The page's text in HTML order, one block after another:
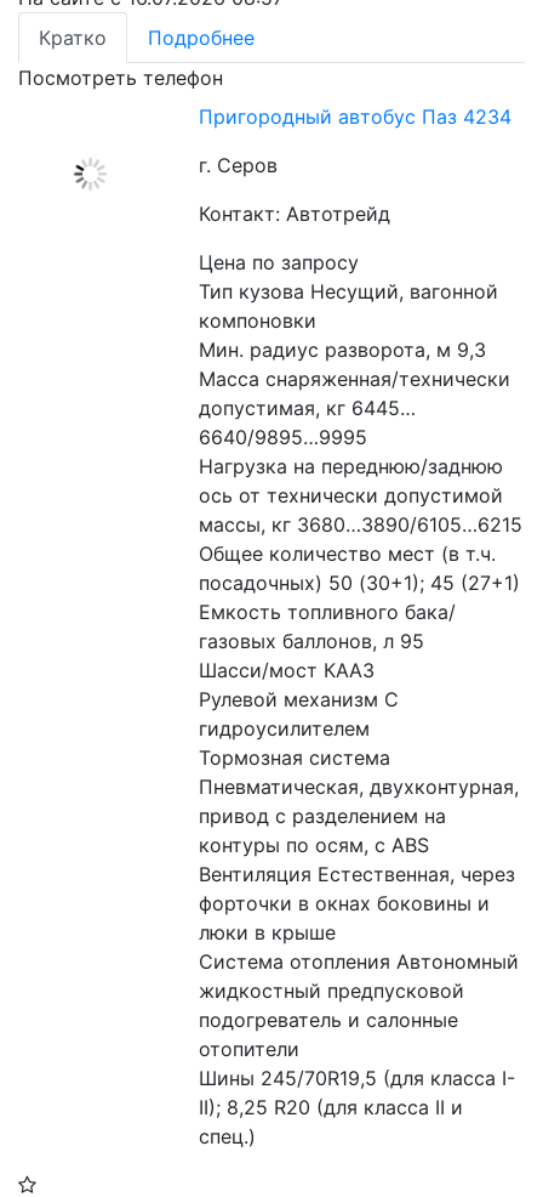
Кратко
Подробнее
Посмотреть телефон
Пригородный автобус Паз 4234
г. Серов
Контакт: Автотрейд
Цена по запросу
Тип кузова Несущий, вагонной
компоновки
Мин. радиус разворота, м 9,3
Масса снаряженная/технически
допустимая, кг 6445…
6640/9895…9995
Нагрузка на переднюю/заднюю
ось от технически допустимой
массы, кг 3680…3890/6105…6215
Общее количество мест (в т.ч.
посадочных) 50 (30+1); 45 (27+1)
Емкость топливного бака/
газовых баллонов, л 95
Шасси/мост КААЗ
Рулевой механизм С
гидроусилителем
Тормозная система
Пневматическая, двухконтурная,
привод с разделением на
контуры по осям, с ABS
Вентиляция Естественная, через
форточки в окнах боковины и
люки в крыше
Система отопления Автономный
жидкостный предпусковой
подогреватель и салонные
отопители
Шины 245/70R19,5 (для класса I-
II); 8,25 R20 (для класса II и
спец.)